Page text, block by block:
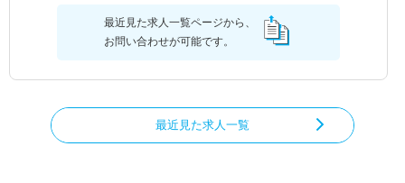
最近見た求人一覧ページから、
お問い合わせが可能です。
最近見た求人一覧